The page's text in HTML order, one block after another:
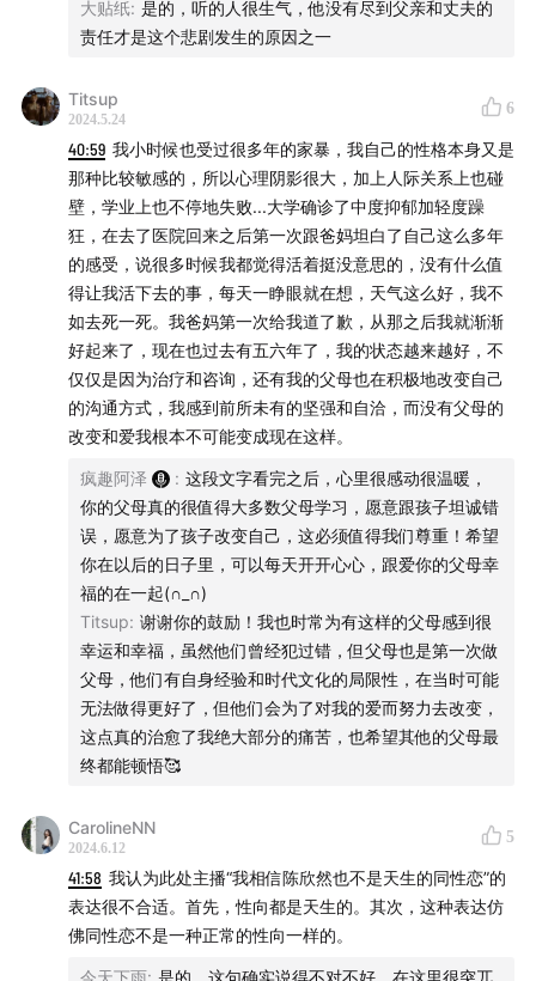
致命女人：被家暴者的希望
致命女人：宾馆女裸尸冤案
济南！震惊FBI的山东男人
罪案盘点：新香港十大奇案
致命女人：请不要吃我的猫
反转！贩卖少女自救案
本期音乐
片头曲：安和桥 - 宋冬野
片尾曲： father and son - 原唱：Cat Stevens
大贴纸: 是的，听的人很生气，他没有尽到父亲和丈夫的
责任才是这个悲剧发生的原因之一
Titsup
2024.5.24
6
40:59 我小时候也受过很多年的家暴，我自己的性格本身又是
那种比较敏感的，所以心理阴影很大，加上人际关系上也碰
壁，学业上也不停地失败...大学确诊了中度抑郁加轻度躁
狂，在去了医院回来之后第一次跟爸妈坦白了自己这么多年
的感受，说很多时候我都觉得活着挺没意思的，没有什么值
得让我活下去的事，每天一睁眼就在想，天气这么好，我不
如去死一死。我爸妈第一次给我道了歉，从那之后我就渐渐
好起来了，现在也过去有五六年了，我的状态越来越好，不
仅仅是因为治疗和咨询，还有我的父母也在积极地改变自己
的沟通方式，我感到前所未有的坚强和自洽，而没有父母的
改变和爱我根本不可能变成现在这样。
疯趣阿泽 : 这段文字看完之后，心里很感动很温暖，
你的父母真的很值得大多数父母学习，愿意跟孩子坦诚错
误，愿意为了孩子改变自己，这必须值得我们尊重！希望
你在以后的日子里，可以每天开开心心，跟爱你的父母幸
福的在一起(∩_∩)
Titsup: 谢谢你的鼓励！我也时常为有这样的父母感到很
幸运和幸福，虽然他们曾经犯过错，但父母也是第一次做
父母，他们有自身经验和时代文化的局限性，在当时可能
无法做得更好了，但他们会为了对我的爱而努力去改变，
这点真的治愈了我绝大部分的痛苦，也希望其他的父母最
终都能顿悟🥰
CarolineNN
2024.6.12
5
41:58 我认为此处主播“我相信陈欣然也不是天生的同性恋”的
表达很不合适。首先，性向都是天生的。其次，这种表达仿
佛同性恋不是一种正常的性向一样的。
今天下雨: 是的，这句确实说得不对不好，在这里很突兀